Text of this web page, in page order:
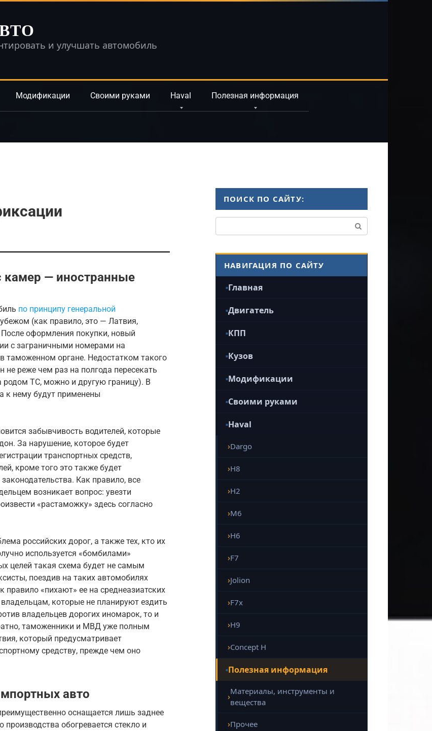
и улучшать автомобиль
Модификации Своими руками Haval Полезная информация
камер — иностранные
по принципу генеральной
(как правило, это — Латвия,
оформления покупки, новый
с заграничными номерами на
таможенном органе. Недостатком такого
не реже чем раз на полгода пересекать
родом ТС, можно и другую границу). В
к нему будут применены
забывчивость водителей, которые
За нарушение, которое будет
транспортных средств,
кроме того это также будет
Как правило, все
возникает вопрос: увезти
«растаможку» здесь согласно
российских дорог, а также тех, кто их
используется «бомбилами»
целей такая схема будет не самым
поездив на таких автомобилях
«пихают» ее на среднеазиатских
которые не планируют ездить
владельцев дорогих иномарок, то и
таможенники и МВД уже полным
который предусматривает
средству, прежде чем оно
авто
оснащается лишь заднее
обогревается стекло и
ПОИСК ПО САЙТУ:
НАВИГАЦИЯ ПО САЙТУ
Главная
Двигатель
КПП
Кузов
Модификации
Своими руками
Haval
Dargo
H8
H2
M6
H6
F7
Jolion
F7x
H9
Concept H
Полезная информация
Материалы, инструменты и
вещества
Прочее